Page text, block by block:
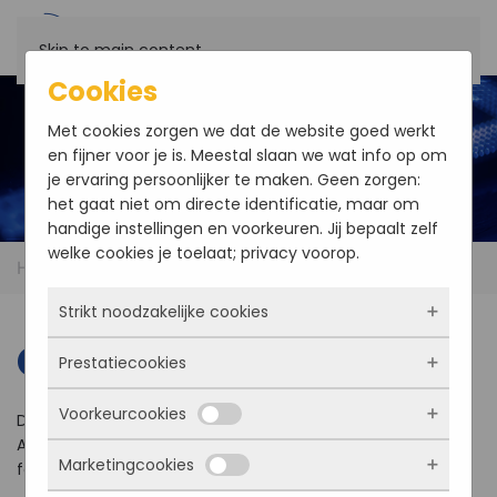
Skip to main content
Home Contact
Contact
Do you need help finding the right parts for your product?
Any other questions? Feel free to contact us
for more information.
Cookies
Met cookies zorgen we dat de website goed werkt
en fijner voor je is. Meestal slaan we wat info op om
je ervaring persoonlijker te maken. Geen zorgen:
het gaat niet om directe identificatie, maar om
handige instellingen en voorkeuren. Jij bepaalt zelf
welke cookies je toelaat; privacy voorop.
Strikt noodzakelijke cookies
Deze cookies zorgen ervoor dat de website
überhaupt werkt. Ze zijn dus altijd actief en
kunnen niet worden uitgezet. Meestal worden
ze alleen geplaatst als jij iets doet, zoals
inloggen, een formulier invullen of je
Prestatiecookies
Met deze cookies zien we hoe vaak onze site
bezocht wordt, waar bezoekers vandaan
komen en welke pagina’s populair zijn. Zo
Voorkeurcookies
Deze cookies onthouden jouw voorkeuren.
Marketingcookies